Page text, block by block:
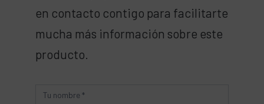
en contacto contigo para facilitarte
mucha más información sobre este
producto.
Producto